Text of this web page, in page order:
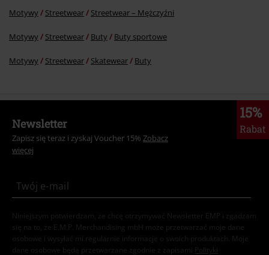
Motywy Streetwear Streetwear – Mężczyźni
Motywy Streetwear Buty Buty sportowe
Motywy Streetwear Skatewear Buty
15%
Rabat
Newsletter
Zapisz się teraz i zyskaj Voucher 15% Zobacz
więcej
Niniejszym potwierdzam, że chcę otrzymywać Newsletter EMP i zgadzam
się na to, że E.M.P. Merchandising mbH może przetwarzać moje dane
osobowe i wysyłać mi regularnie informacje o swoich produktach. Moje
dane osobowe będą przetwarzane zgodnie z zapisami
Polityki